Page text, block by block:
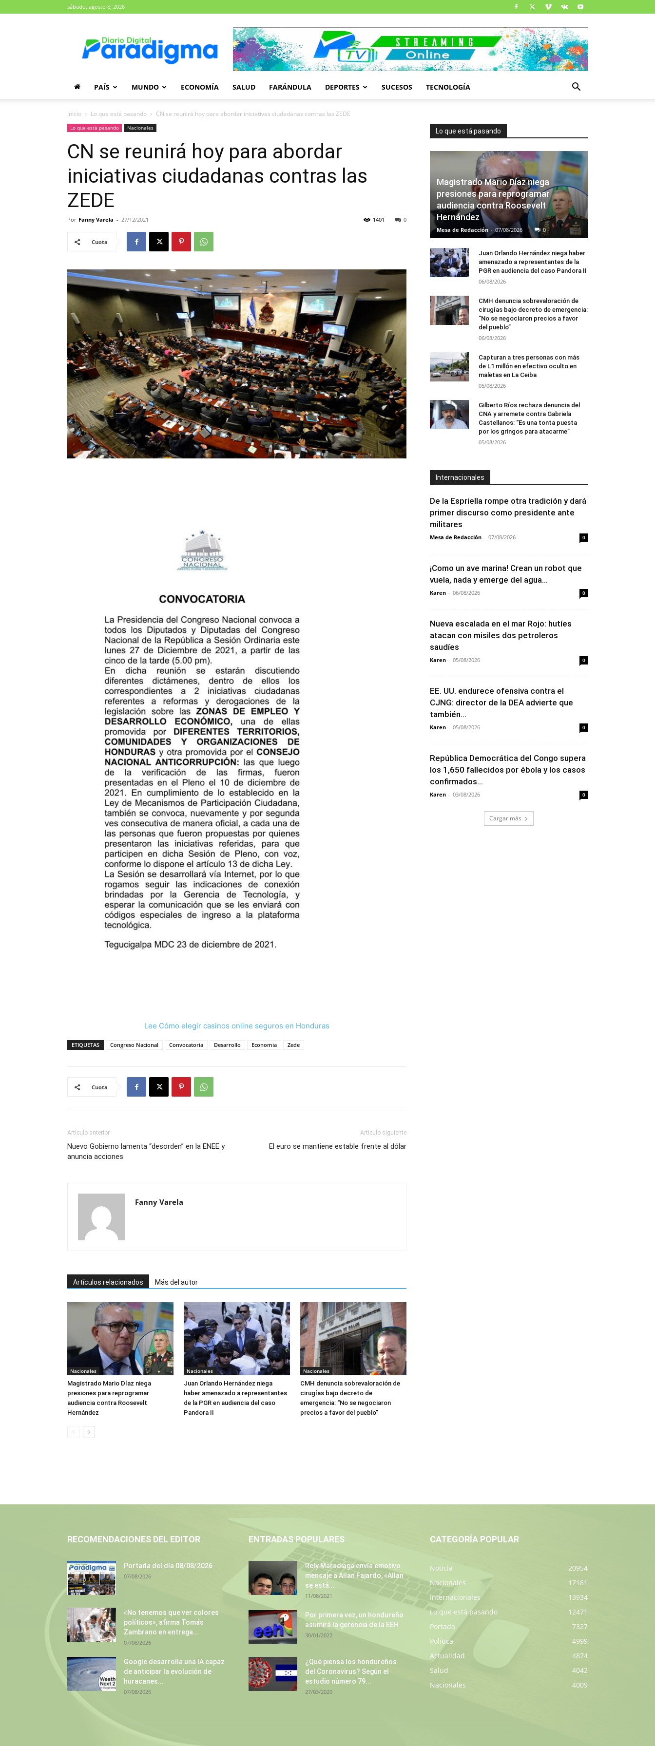
sábado, agosto 8, 2026
Paradigma
PAÍS MUNDO ECONOMÍA SALUD FARÁNDULA DEPORTES SUCESOS TECNOLOGÍA
Inicio Lo que está pasando CN se reunirá hoy para abordar iniciativas ciudadanas contras las ZEDE
Lo que está pasando Nacionales
CN se reunirá hoy para abordar
iniciativas ciudadanas contras las
ZEDE
Por Fanny Varela - 27/12/2021 0
1401
Cuota
Lee Cómo elegir casinos online seguros en Honduras
ETIQUETAS Congreso Nacional Convocatoria Desarrollo Economia Zede
Cuota
Artículo anterior
Nuevo Gobierno lamenta “desorden” en la ENEE y
anuncia acciones
Artículo siguiente
El euro se mantiene estable frente al dólar
Fanny Varela
Artículos relacionados Más del autor
Nacionales
Magistrado Mario Díaz niega
presiones para reprogramar
audiencia contra Roosevelt
Hernández
Nacionales
Juan Orlando Hernández niega
haber amenazado a representantes
de la PGR en audiencia del caso
Pandora II
Nacionales
CMH denuncia sobrevaloración de
cirugías bajo decreto de
emergencia: “No se negociaron
precios a favor del pueblo”
Lo que está pasando
Magistrado Mario Díaz niega
presiones para reprogramar
audiencia contra Roosevelt
Hernández
Mesa de Redacción - 07/08/2026 0
Juan Orlando Hernández niega haber
amenazado a representantes de la
PGR en audiencia del caso Pandora II
06/08/2026
CMH denuncia sobrevaloración de
cirugías bajo decreto de emergencia:
“No se negociaron precios a favor
del pueblo”
06/08/2026
Capturan a tres personas con más
de L1 millón en efectivo oculto en
maletas en La Ceiba
05/08/2026
Gilberto Ríos rechaza denuncia del
CNA y arremete contra Gabriela
Castellanos: “Es una tonta puesta
por los gringos para atacarme”
05/08/2026
Internacionales
De la Espriella rompe otra tradición y dará
primer discurso como presidente ante
militares
Mesa de Redacción - 07/08/2026 0
¡Como un ave marina! Crean un robot que
vuela, nada y emerge del agua...
Karen - 06/08/2026 0
Nueva escalada en el mar Rojo: hutíes
atacan con misiles dos petroleros
saudíes
Karen - 05/08/2026 0
EE. UU. endurece ofensiva contra el
CJNG: director de la DEA advierte que
también...
Karen - 05/08/2026 0
República Democrática del Congo supera
los 1,650 fallecidos por ébola y los casos
confirmados...
Karen - 03/08/2026 0
Cargar más
RECOMENDACIONES DEL EDITOR
Portada del día 08/08/2026
07/08/2026
«No tenemos que ver colores
políticos», afirma Tomás
Zambrano en entrega...
07/08/2026
Google desarrolla una IA capaz
de anticipar la evolución de
huracanes...
07/08/2026
ENTRADAS POPULARES
Rely Maradiaga envía emotivo
mensaje a Allan Fajardo, «Allan
se está...
11/08/2021
Por primera vez, un hondureño
asumirá la gerencia de la EEH
30/01/2022
¿Qué piensa los hondureños
del Coronavirus? Según el
estudio número 79...
27/03/2020
CATEGORÍA POPULAR
Noticia
20954
Nacionales
17181
Internacionales
13934
Lo que está pasando
12471
Portada
7327
Política
4999
Actualidad
4874
Salud
4042
Nacionales
4009